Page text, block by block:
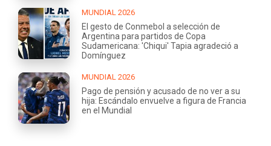
MUNDIAL 2026
El gesto de Conmebol a selección de
Argentina para partidos de Copa
Sudamericana: 'Chiqui' Tapia agradeció a
Domínguez
MUNDIAL 2026
Pago de pensión y acusado de no ver a su
hija: Escándalo envuelve a figura de Francia
en el Mundial